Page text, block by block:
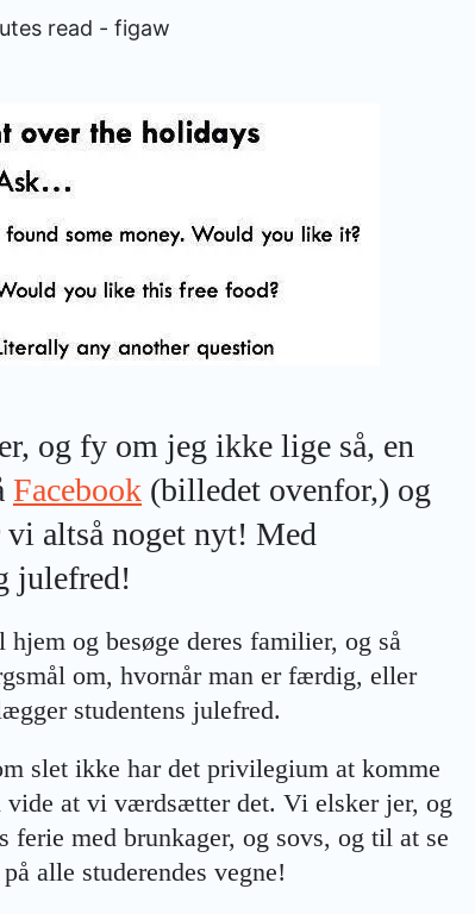
read - figaw
og fy om jeg ikke lige så, en
Facebook (billedet ovenfor,) og
altså noget nyt! Med
julefred!
og besøge deres familier, og så
om, hvornår man er færdig, eller
studentens julefred.
slet ikke har det privilegium at komme
at vi værdsætter det. Vi elsker jer, og
med brunkager, og sovs, og til at se
alle studerendes vegne!